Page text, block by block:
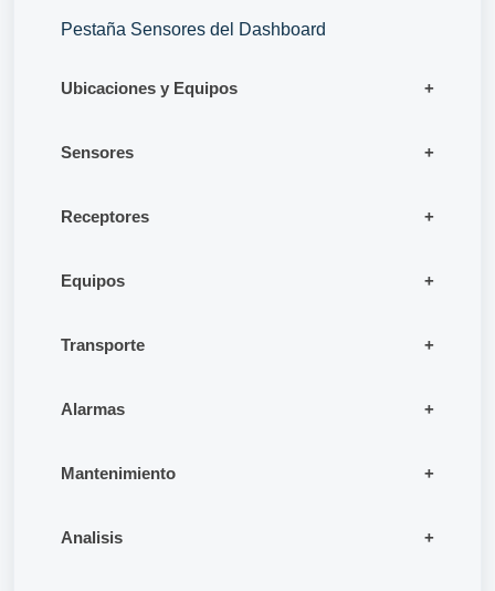
Pestaña Sensores del Dashboard
Ubicaciones y Equipos
Sensores
Receptores
Equipos
Transporte
Alarmas
Mantenimiento
Analisis